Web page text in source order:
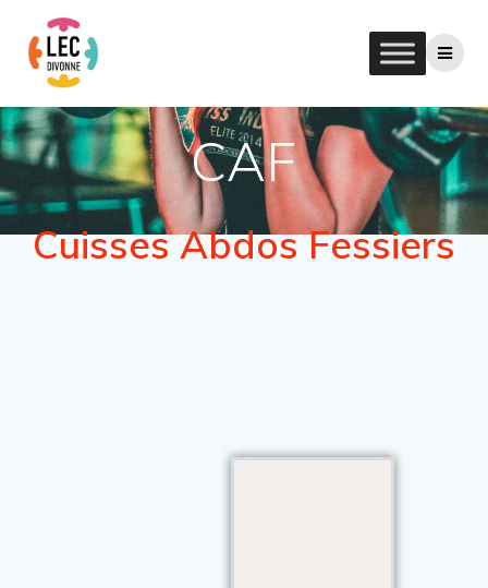
CAF
Cuisses Abdos Fessiers